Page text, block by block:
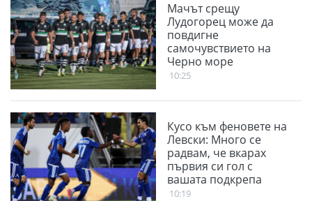
Мачът срещу
Лудогорец може да
повдигне
самочувствието на
Черно море
10:25
Кусо към феновете на
Левски: Много се
радвам, че вкарах
първия си гол с
вашата подкрепа
10:19